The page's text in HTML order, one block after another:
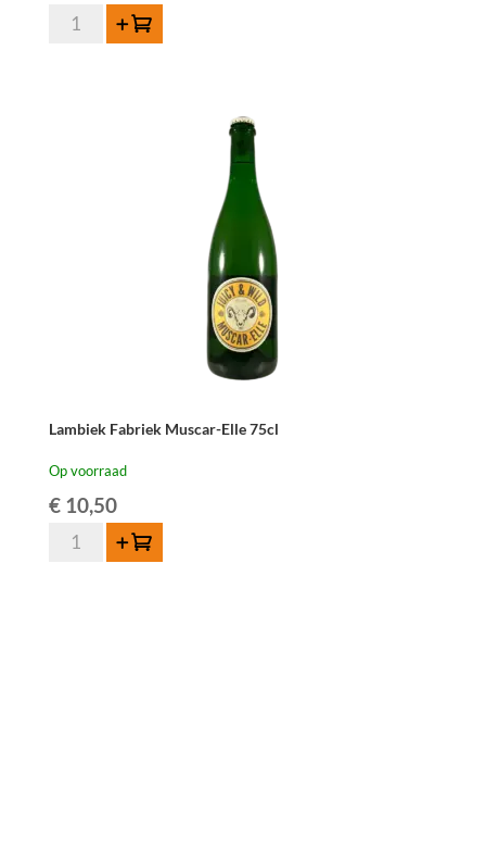
Lambiek
Toevoegen
Lambiek Fabriek Muscar-Elle 75cl
Op voorraad
€10,50
Lambiek
Toevoegen